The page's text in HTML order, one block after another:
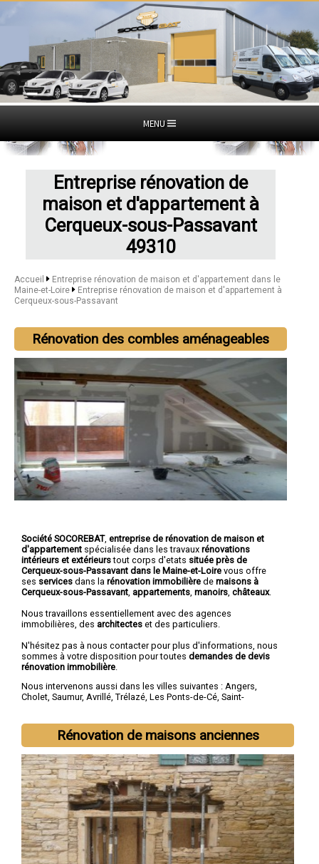
MENU
Entreprise rénovation de
maison et d'appartement à
Cerqueux-sous-Passavant
49310
Accueil
Entreprise rénovation de maison et d'appartement dans le
Maine-et-Loire
Entreprise rénovation de maison et d'appartement à
Cerqueux-sous-Passavant
Rénovation des combles aménageables
Société SOCOREBAT, entreprise de rénovation de maison et
d'appartement spécialisée dans les travaux rénovations
intérieurs et extérieurstout corps d'etats située près de
Cerqueux-sous-Passavant dans le Maine-et-Loire vous offre
ses services dans la rénovation immobilière de maisons à
Cerqueux-sous-Passavant appartements manoirs châteaux.
Nous travaillons essentiellement avec des agences
immobilières, des architectes et des particuliers.
N'hésitez pas à nous contacter pour plus d'informations, nous
sommes à votre disposition pour toutes demandes de devis
rénovation immobilière
Nous intervenons aussi dans les villes suivantes : Angers,
Cholet, Saumur, Avrillé, Trélazé, Les Ponts-de-Cé, Saint-
Rénovation de maisons anciennes